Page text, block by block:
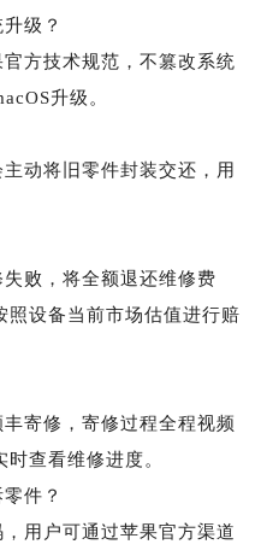
级？
方技术规范，不篡改系统
升级。
动将旧零件封装交还，用
败，将全额退还维修费
照设备当前市场估值进行赔
寄修，寄修过程全程视频
查看维修进度。
件？
用户可通过苹果官方渠道